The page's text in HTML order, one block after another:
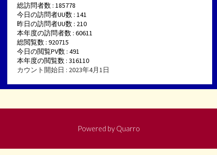
総訪問者数 : 185778
今日の訪問者UU数 : 141
昨日の訪問者UU数 : 210
本年度の訪問者数 : 60611
総閲覧数 : 920715
今日の閲覧PV数 : 491
本年度の閲覧数 : 316110
カウント開始日 : 2023年4月1日
Powered by Quarro